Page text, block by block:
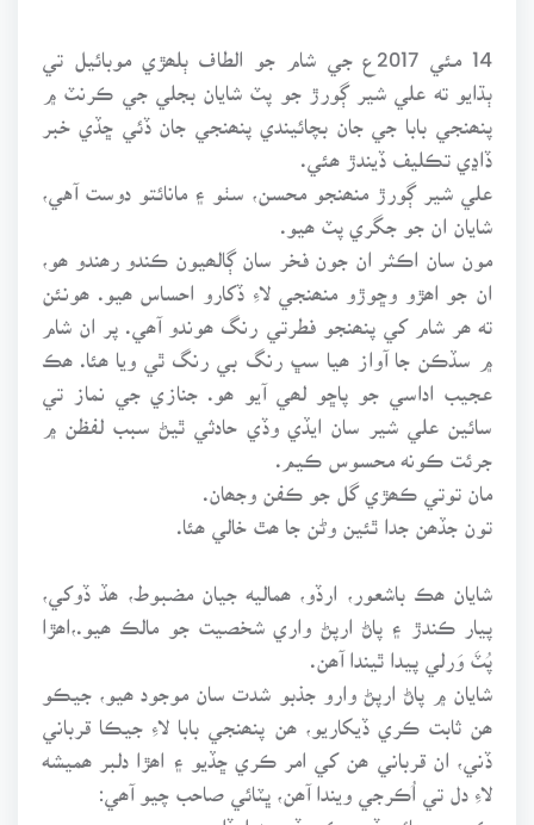
14 مئي 2017ع جي شام جو الطاف ٻلھڙي موبائيل تي
ٻڌايو ته علي شير ڳورڙ جو پٽ شايان بجلي جي ڪرنٽ ۾
پنھنجي بابا جي جان بچائيندي پنھنجي جان ڏئي ڇڏي خبر
ڏاڍي تڪليف ڏيندڙ ھئي.
علي شير ڳورڙ منھنجو محسن، سٺو ۽ مانائتو دوست آهي،
شايان ان جو جگري پٽ ھيو.
مون سان اڪثر ان جون فخر سان ڳالھيون ڪندو رھندو ھو،
ان جو اھڙو وڇوڙو منھنجي لاءِ ڏکارو احساس ھيو. ھونئن
ته ھر شام کي پنھنجو فطرتي رنگ ھوندو آھي. پر ان شام
۾ سڏڪن جا آواز ھيا سڀ رنگ بي رنگ ٿي ويا ھئا. ھڪ
عجيب اداسي جو پاڇو لھي آيو ھو. جنازي جي نماز تي
سائين علي شير سان ايڏي وڏي حادثي ٿيڻ سبب لفظن ۾
مان توتي ڪھڙي گل جو ڪفن وجھان.
تون جڏھن جدا ٿئين وڻن جا ھٿ خالي ھئا.
شايان ھڪ باشعور، ارڏو، ھماليه جيان مضبوط، ھڏ ڏوکي،
پيار ڪندڙ ۽ پاڻ ارپڻ واري شخصيت جو مالڪ ھيو.،اھڙا
پُٽَ وَرلي پيدا ٿيندا آھن.
شايان ۾ پاڻ ارپڻ وارو جذبو شدت سان موجود ھيو، جيڪو
ھن ثابت ڪري ڏيکاريو، ھن پنھنجي بابا لاءِ جيڪا قرباني
ڏني، ان قرباني ھن کي امر ڪري ڇڏيو ۽ اھڙا دلبر ھميشه
لاءِ دل تي اُڪرجي ويندا آھن، ڀٽائي صاحب چيو آھي:
ڪي ويجھائي ڏور، ڪي ڏور به اوڏا سپرين،